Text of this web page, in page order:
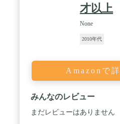
才以上
None
2010年代
Amazonで
みんなのレビュー
まだレビューはありません